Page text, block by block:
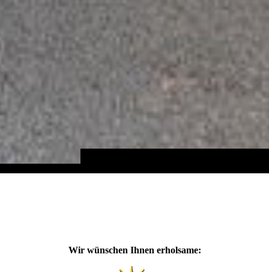
Wir wünschen Ihnen erholsame: